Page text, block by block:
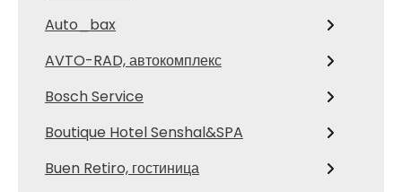
Auto_bax
AVTO-RAD, автокомплекс
Bosch Service
Boutique Hotel Senshal&SPA
Buen Retiro, гостиница